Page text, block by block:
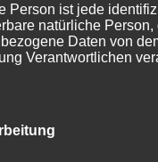
Person ist jede
natürliche Person,
Daten von
Verantwortlichen